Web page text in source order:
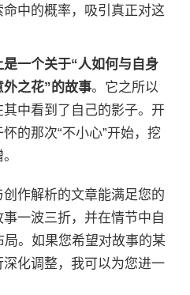
中的概率，吸引真正对这
一个关于“人如何与自身
之花”的故事。它之所以
中看到了自己的影子。开
的那次“不小心”开始，挖
作解析的文章能满足您的
一波三折，并在情节中自
。如果您希望对故事的某
化调整，我可以为您进一